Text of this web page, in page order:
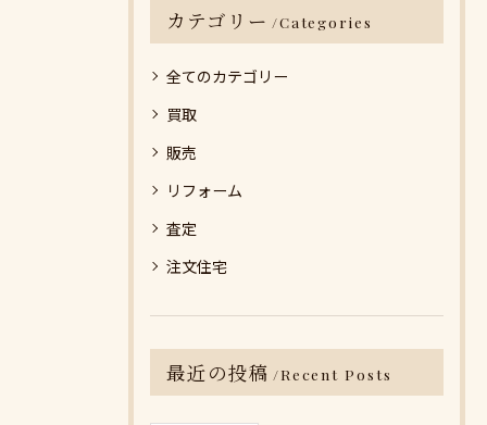
カテゴリー Categories
全てのカテゴリー
買取
販売
リフォーム
査定
注文住宅
最近の投稿 Recent Posts